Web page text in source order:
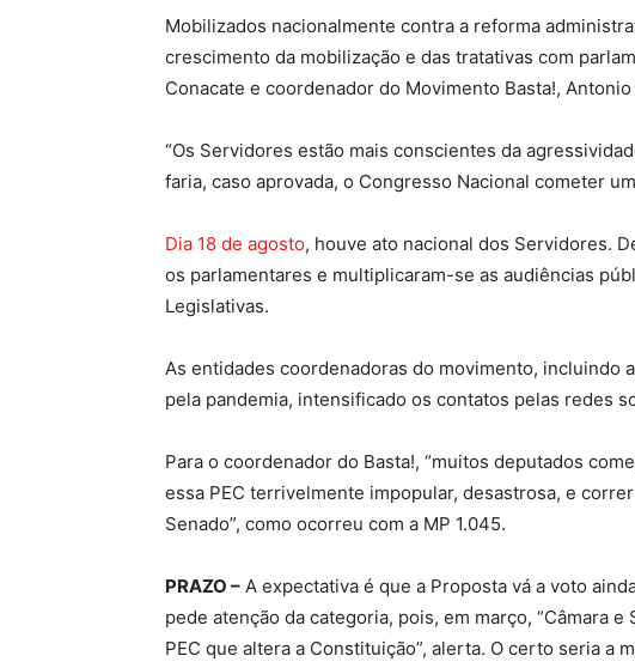
Mobilizados nacionalmente contra a reforma
crescimento da mobilização e das tratativas com
Conacate e coordenador do Movimento Basta!,
“Os Servidores estão mais conscientes da
faria, caso aprovada, o Congresso Nacional cometer
Dia 18 de agosto, houve ato nacional dos Servidores.
os parlamentares e multiplicaram-se as audiências
Legislativas.
As entidades coordenadoras do movimento, incluindo
pela pandemia, intensificado os contatos pelas redes
Para o coordenador do Basta!, “muitos deputados
essa PEC terrivelmente impopular, desastrosa, e
Senado”, como ocorreu com a MP 1.045.
PRAZO – A expectativa é que a Proposta vá a voto
pede atenção da categoria, pois, em março, “Câmara
PEC que altera a Constituição”, alerta. O certo seria a